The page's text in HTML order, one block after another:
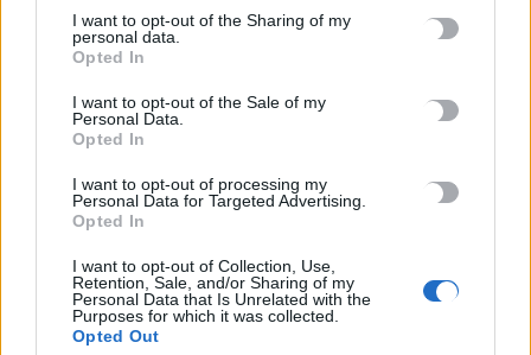
I want to opt-out of the Sharing of my
personal data.
Opted In
I want to opt-out of the Sale of my
Personal Data.
Opted In
I want to opt-out of processing my
Personal Data for Targeted Advertising.
Opted In
I want to opt-out of Collection, Use,
Retention, Sale, and/or Sharing of my
Personal Data that Is Unrelated with the
Purposes for which it was collected.
Opted Out
διαδικασία
7 Αυγούστου, 2026
Πότε πληρώνονται οι συντάξεις Σεπτεμβρίου
7 Αυγούστου, 2026
Ξεκινούν οι ετήσιες Καλοκαιρινές Εκθέσεις του Φεστιβάλ
7 Αυγούστου, 2026
Ισπανία: Απολιθώματα αποκαλύπτουν ότι οι πρώτοι